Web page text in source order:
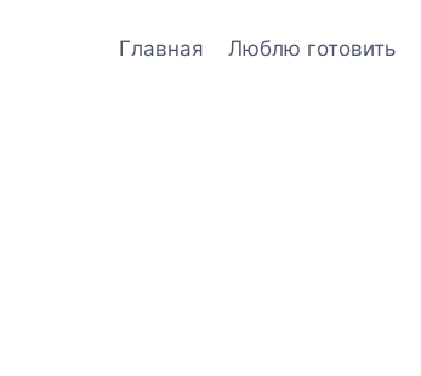
Главная Люблю готовить